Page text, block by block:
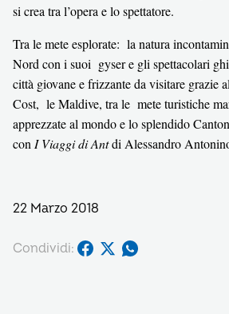
si crea tra l’opera e lo spettatore.
Tra le mete esplorate: la natura
Nord con i suoi gyser e gli spettacolari
città giovane e frizzante da visitare grazie
Cost, le Maldive, tra le mete turistiche
apprezzate al mondo e lo splendido
con I Viaggi di Antdi Alessandro
22 Marzo 2018
Condividi: